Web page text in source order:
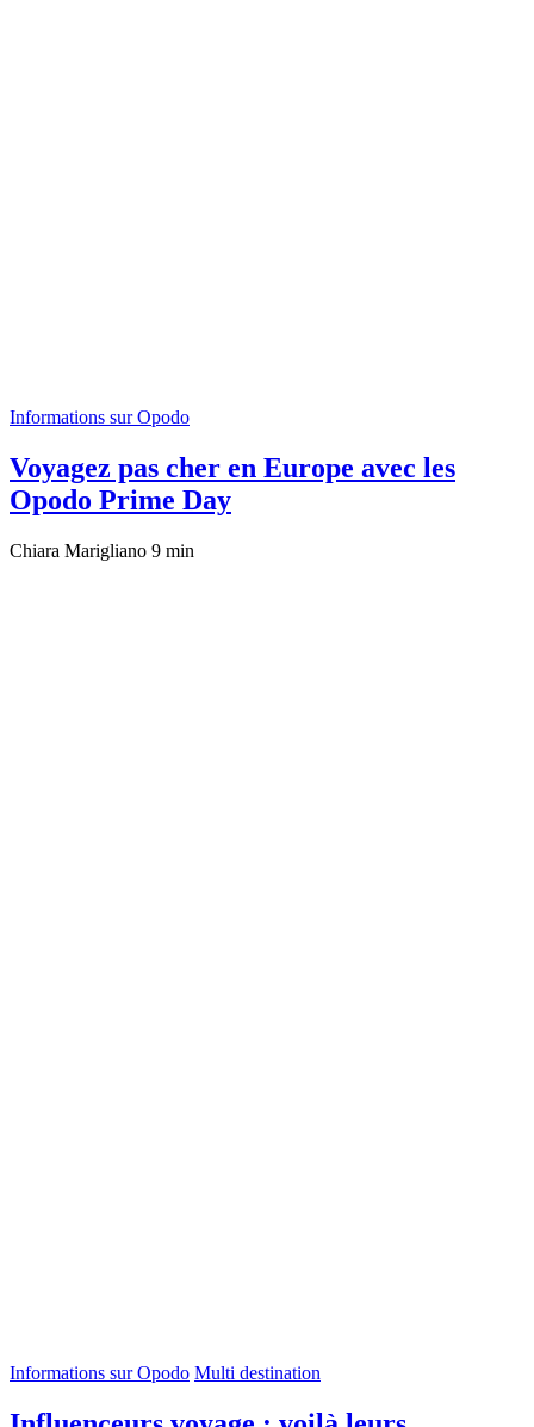
Informations sur Opodo
Voyagez pas cher en Europe avec les
Opodo Prime Day
Chiara Marigliano 9 min
Informations sur Opodo Multi destination